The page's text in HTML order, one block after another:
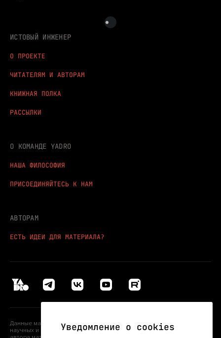
ИСТОВЫЙ ИНЖЕНЕР
О ПРОЕКТЕ
ЧИТАТЕЛЯМ И АВТОРАМ
КНИЖНАЯ ПОЛКА
РАССЫЛКИ
О КОМАНДЕ YADRO
НАША ФИЛОСОФИЯ
ПРИСОЕДИНЯЙТЕСЬ К НАМ
АВТОРАМ
ЕСТЬ ИДЕИ ДЛЯ МАТЕРИАЛА?
Данные материалы могут использоваться исключительно в учебных,
научных и информационных целях с обязательным указанием
Уведомление о cookies